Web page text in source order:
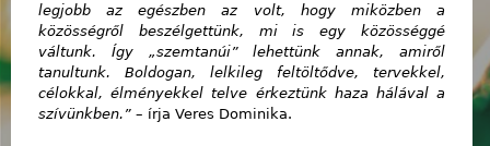
legjobb az egészben az volt, hogy miközben a
közösségről beszélgettünk, mi is egy közösséggé
váltunk. Így „szemtanúi” lehettünk annak, amiről
tanultunk. Boldogan, lelkileg feltöltődve, tervekkel,
célokkal, élményekkel telve érkeztünk haza hálával a
szívünkben.” – írja Veres Dominika.